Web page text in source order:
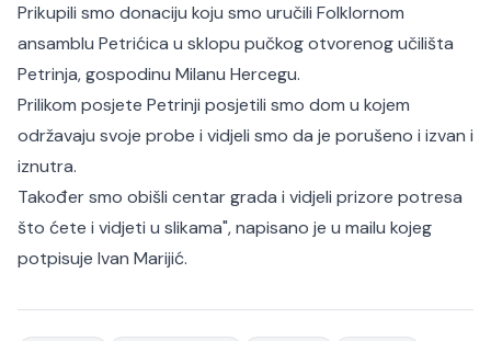
Prikupili smo donaciju koju smo uručili Folklornom
ansamblu Petrićica u sklopu pučkog otvorenog učilišta
Petrinja, gospodinu Milanu Hercegu.
Prilikom posjete Petrinji posjetili smo dom u kojem
održavaju svoje probe i vidjeli smo da je porušeno i izvan i
iznutra.
Također smo obišli centar grada i vidjeli prizore potresa
što ćete i vidjeti u slikama", napisano je u mailu kojeg
potpisuje Ivan Marijić.